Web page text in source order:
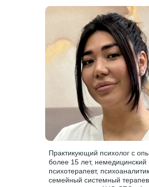
Практикующий психолог с
более 15 лет, немедицинский
психотерапевт, психоаналитик,
семейный системный